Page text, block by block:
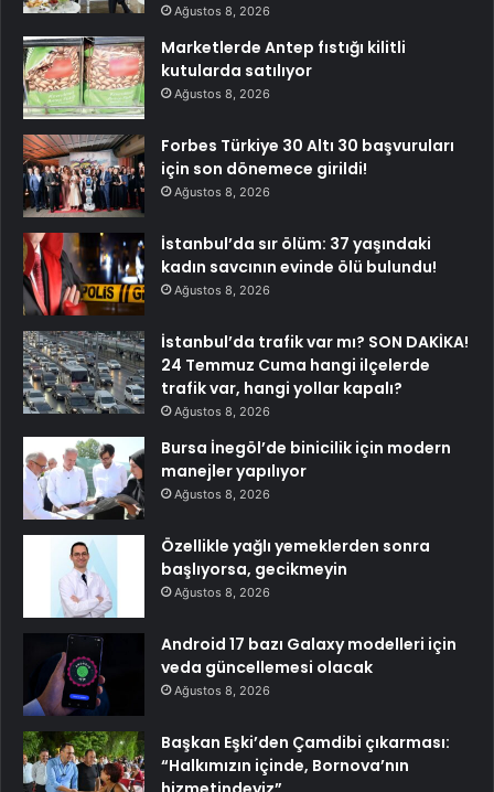
Ağustos 8, 2026
Marketlerde Antep fıstığı kilitli
kutularda satılıyor
Ağustos 8, 2026
Forbes Türkiye 30 Altı 30 başvuruları
için son dönemece girildi!
Ağustos 8, 2026
İstanbul’da sır ölüm: 37 yaşındaki
kadın savcının evinde ölü bulundu!
Ağustos 8, 2026
İstanbul’da trafik var mı? SON DAKİKA!
24 Temmuz Cuma hangi ilçelerde
trafik var, hangi yollar kapalı?
Ağustos 8, 2026
Bursa İnegöl’de binicilik için modern
manejler yapılıyor
Ağustos 8, 2026
Özellikle yağlı yemeklerden sonra
başlıyorsa, gecikmeyin
Ağustos 8, 2026
Android 17 bazı Galaxy modelleri için
veda güncellemesi olacak
Ağustos 8, 2026
Başkan Eşki’den Çamdibi çıkarması:
“Halkımızın içinde, Bornova’nın